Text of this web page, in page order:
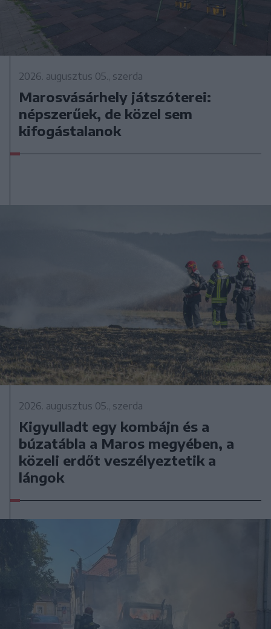
2026. augusztus 05., szerda
Marosvásárhely játszóterei:
népszerűek, de közel sem
kifogástalanok
2026. augusztus 05., szerda
Kigyulladt egy kombájn és a
búzatábla a Maros megyében, a
közeli erdőt veszélyeztetik a
lángok